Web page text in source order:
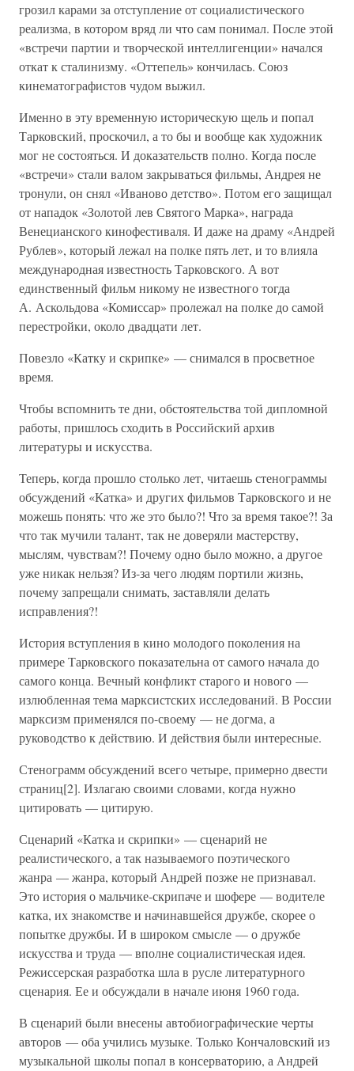
грозил карами за отступление от социалистического
реализма, в котором вряд ли что сам понимал. После этой
«встречи партии и творческой интеллигенции» начался
откат к сталинизму. «Оттепель» кончилась. Союз
кинематографистов чудом выжил.
Именно в эту временную историческую щель и попал
Тарковский, проскочил, а то бы и вообще как художник
мог не состояться. И доказательств полно. Когда после
«встречи» стали валом закрываться фильмы, Андрея не
тронули, он снял «Иваново детство». Потом его защищал
от нападок «Золотой лев Святого Марка», награда
Венецианского кинофестиваля. И даже на драму «Андрей
Рублев», который лежал на полке пять лет, и то влияла
международная известность Тарковского. А вот
единственный фильм никому не известного тогда
А. Аскольдова «Комиссар» пролежал на полке до самой
перестройки, около двадцати лет.
Повезло «Катку и скрипке» — снимался в просветное
время.
Чтобы вспомнить те дни, обстоятельства той дипломной
работы, пришлось сходить в Российский архив
литературы и искусства.
Теперь, когда прошло столько лет, читаешь стенограммы
обсуждений «Катка» и других фильмов Тарковского и не
можешь понять: что же это было?! Что за время такое?! За
что так мучили талант, так не доверяли мастерству,
мыслям, чувствам?! Почему одно было можно, а другое
уже никак нельзя? Из-за чего людям портили жизнь,
почему запрещали снимать, заставляли делать
исправления?!
История вступления в кино молодого поколения на
примере Тарковского показательна от самого начала до
самого конца. Вечный конфликт старого и нового —
излюбленная тема марксистских исследований. В России
марксизм применялся по-своему — не догма, а
руководство к действию. И действия были интересные.
Стенограмм обсуждений всего четыре, примерно двести
страниц[2]. Излагаю своими словами, когда нужно
цитировать — цитирую.
Сценарий «Катка и скрипки» — сценарий не
реалистического, а так называемого поэтического
жанра — жанра, который Андрей позже не признавал.
Это история о мальчике-скрипаче и шофере — водителе
катка, их знакомстве и начинавшейся дружбе, скорее о
попытке дружбы. И в широком смысле — о дружбе
искусства и труда — вполне социалистическая идея.
Режиссерская разработка шла в русле литературного
сценария. Ее и обсуждали в начале июня 1960 года.
В сценарий были внесены автобиографические черты
авторов — оба учились музыке. Только Кончаловский из
музыкальной школы попал в консерваторию, а Андрей